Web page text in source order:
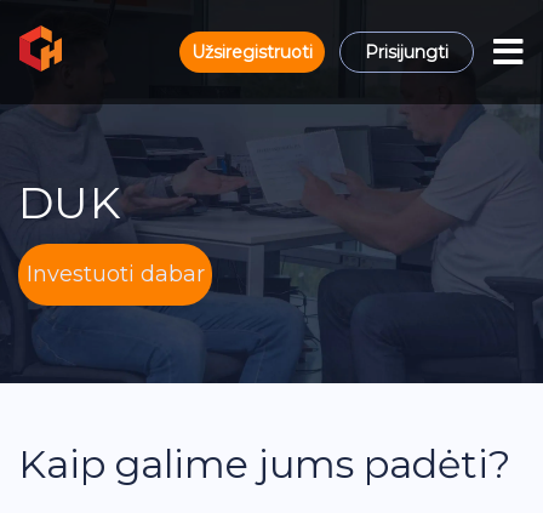
Užsiregistruoti Prisijungti
DUK
Investuoti dabar
Kaip galime jums padėti?